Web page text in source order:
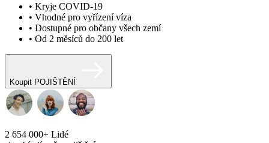
• Kryje COVID-19
• Vhodné pro vyřízení víza
• Dostupné pro občany všech zemí
• Od 2 měsíců do 200 let
Koupit POJIŠTĚNÍ
2 654 000+ Lidé